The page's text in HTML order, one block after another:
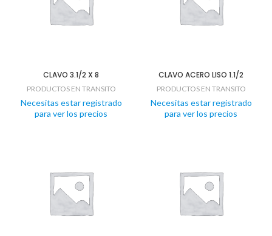
CLAVO 3.1/2 X 8
PRODUCTOS EN TRANSITO
Necesitas estar registrado
para ver los precios
CLAVO ACERO LISO 1.1/2
PRODUCTOS EN TRANSITO
Necesitas estar registrado
para ver los precios